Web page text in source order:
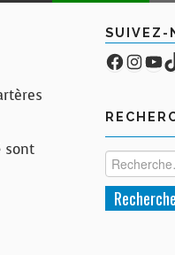
sont
SUIVEZ-
Compte